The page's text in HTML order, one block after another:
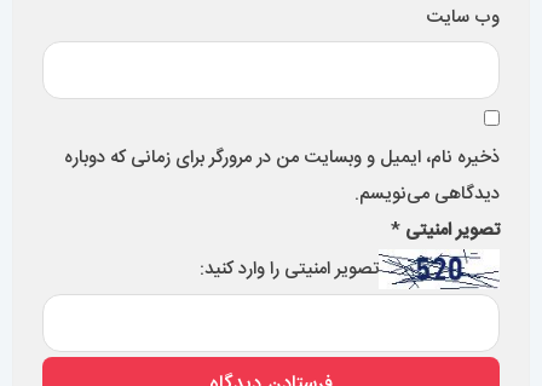
وب‌ سایت
ذخیره نام، ایمیل و وبسایت من در مرورگر برای زمانی که دوباره
دیدگاهی می‌نویسم.
تصویر امنیتی *
تصویر امنیتی را وارد کنید: